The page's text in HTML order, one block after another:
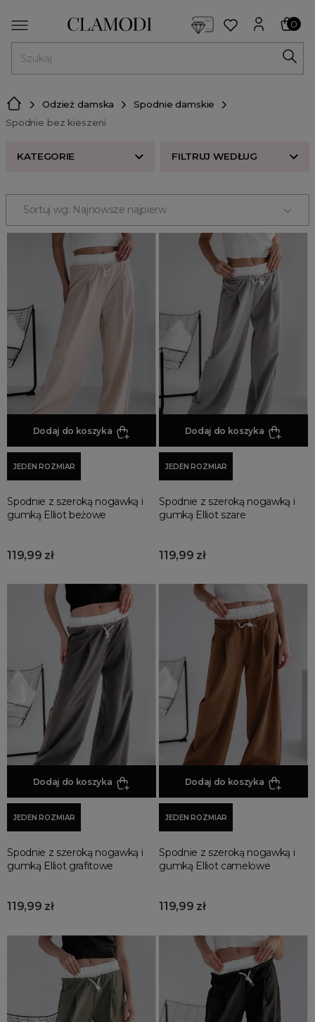
0
Odzież damska
Spodnie damskie
Spodnie bez kieszeni
KATEGORIE FILTRUJ WEDŁUG
Spodnie cygaretki
Spodnie dresowe
Spodnie woskowane
Spodnie z wysokim stanem
Spodnie materiałowe
Spodnie regular
Spodnie damskie na wesele
Spodnie damskie z eko skóry
Spodnie z kieszeniami
Spodnie bez kieszeni
Spodnie joggery
Spodnie skórzane
Spodenki krótkie damskie
Spodnie cargo
Spodnie skinny
Spodnie z szerokimi nogawkami
Spodnie rurki
Spodnie z lampasami
Spodnie szorty
Spodnie bojówki damskie
Spodnie culotte
Spodnie sportowe
Spodnie w kratę
Spodnie lniane
Spodnie bermudy
Szorty jeansowe
Spodnie kolarki
Spodnie spadochronowe
CENA
ODZIEŻ
Odzież damska
spodnie
Sortuj wg: Najnowsze najpierw
Dodaj do koszyka
JEDEN ROZMIAR
Spodnie z szeroką nogawką i
gumką Elliot beżowe
119,99 zł
Dodaj do koszyka
JEDEN ROZMIAR
Spodnie z szeroką nogawką i
gumką Elliot szare
119,99 zł
Dodaj do koszyka
JEDEN ROZMIAR
Spodnie z szeroką nogawką i
gumką Elliot grafitowe
119,99 zł
Dodaj do koszyka
JEDEN ROZMIAR
Spodnie z szeroką nogawką i
gumką Elliot camelowe
119,99 zł